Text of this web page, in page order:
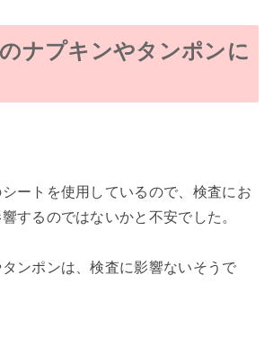
ナプキンやタンポンに
ートを使用しているので、検査にお
するのではないかと不安でした。
ンポンは、検査に影響ないそうで